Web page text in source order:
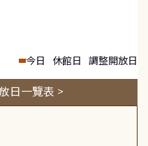
今日 休館日 調整開放日
日一覽表 >